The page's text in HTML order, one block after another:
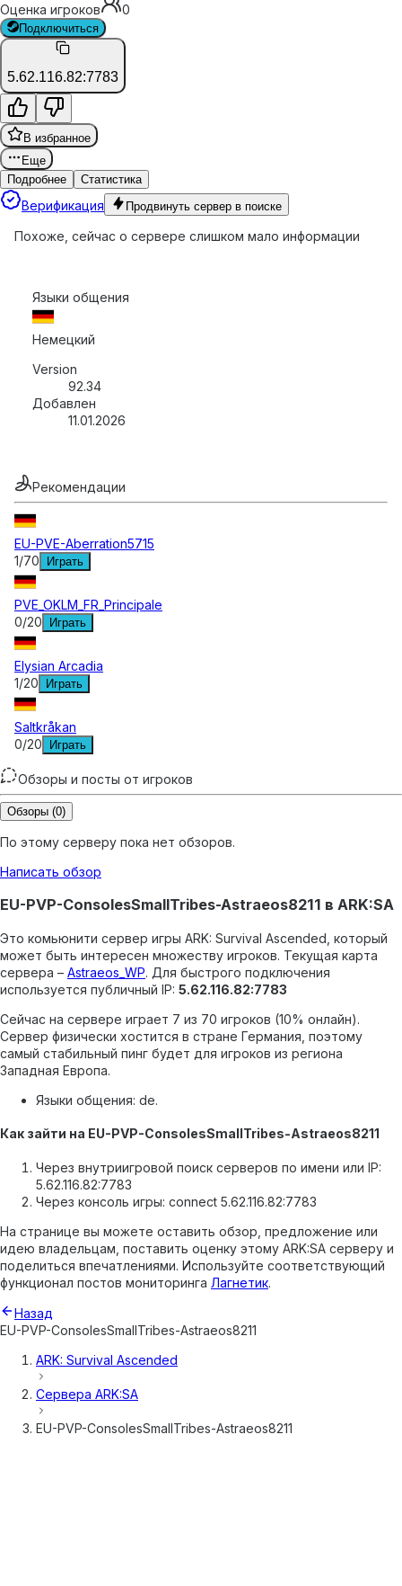
Оценка игроков 0
Подключиться
5.62.116.82:7783
В избранное
Еще
Подробнее
Статистика
Верификация Продвинуть сервер в поиске
Похоже, сейчас о сервере слишком мало информации
Языки общения
Немецкий
Version
92.34
Добавлен
11.01.2026
Рекомендации
EU-PVE-Aberration5715
1/70 Играть
PVE_OKLM_FR_Principale
0/20 Играть
Elysian Arcadia
1/20 Играть
Saltkråkan
0/20 Играть
Обзоры и посты от игроков
Обзоры (0)
По этому серверу пока нет обзоров.
Написать обзор
EU-PVP-ConsolesSmallTribes-Astraeos8211 в ARK:SA
Это комьюнити сервер игры ARK: Survival Ascended, который
может быть интересен множеству игроков. Текущая карта
сервера – Astraeos_WP. Для быстрого подключения
используется публичный IP: 5.62.116.82:7783
Сейчас на сервере играет 7 из 70 игроков (10% онлайн).
Сервер физически хостится в стране Германия, поэтому
самый стабильный пинг будет для игроков из региона
Западная Европа.
Языки общения: de.
Как зайти на EU-PVP-ConsolesSmallTribes-Astraeos8211
Через внутриигровой поиск серверов по имени или IP:
5.62.116.82:7783
Через консоль игры: connect 5.62.116.82:7783
На странице вы можете оставить обзор, предложение или
идею владельцам, поставить оценку этому ARK:SA серверу и
поделиться впечатлениями. Используйте соответствующий
функционал постов мониторинга Лагнетик.
Назад
EU-PVP-ConsolesSmallTribes-Astraeos8211
ARK: Survival Ascended
Сервера ARK:SA
EU-PVP-ConsolesSmallTribes-Astraeos8211